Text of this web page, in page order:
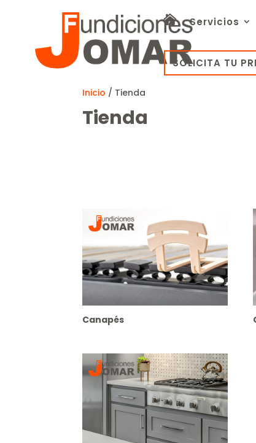
Servicios
SOLICITA TU
Inicio / Tienda
Tienda
Canapés